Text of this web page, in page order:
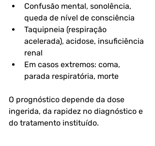
Confusão mental, sonolência,
queda de nível de consciência
Taquipneia (respiração
acelerada), acidose, insuficiência
renal
Em casos extremos: coma,
parada respiratória, morte
O prognóstico depende da dose
ingerida, da rapidez no diagnóstico e
do tratamento instituído.